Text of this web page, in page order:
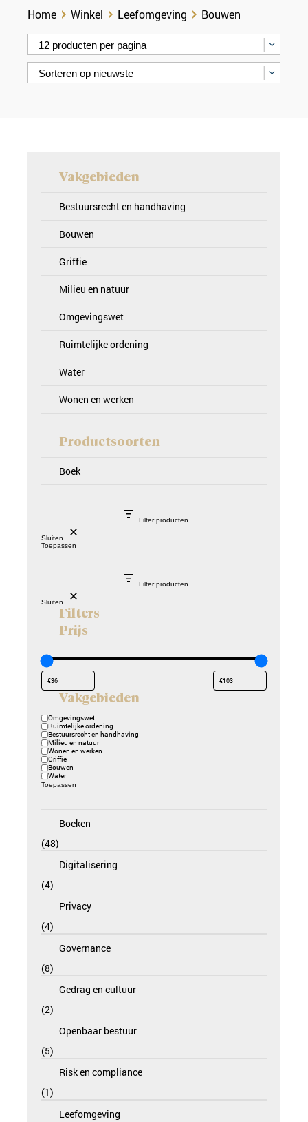
Home Winkel Leefomgeving Bouwen
Vakgebieden
Bestuursrecht en handhaving
Bouwen
Griffie
Milieu en natuur
Omgevingswet
Ruimtelijke ordening
Water
Wonen en werken
Productsoorten
Boek
Filter producten
Sluiten
Toepassen
Filter producten
Sluiten
Filters
Prijs
Vakgebieden
Vakgebieden
Omgevingswet
Ruimtelijke ordening
Bestuursrecht en handhaving
Milieu en natuur
Wonen en werken
Griffie
Bouwen
Water
Toepassen
Boeken
48
Digitalisering
4
Privacy
4
Governance
8
Gedrag en cultuur
2
Openbaar bestuur
5
Risk en compliance
1
Leefomgeving